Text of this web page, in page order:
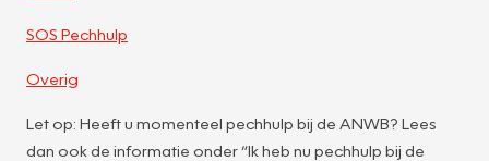
SOS Pechhulp
Overig
Let op: Heeft u momenteel pechhulp bij de ANWB? Lees
dan ook de informatie onder “Ik heb nu pechhulp bij de